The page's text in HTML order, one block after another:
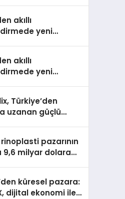
akıllı
yeni
Plus
akıllı
yeni
Plus
Türkiye’den
uzanan güçlü
pazarının
9,6 milyar dolara
küresel pazara:
dijital ekonomi ile